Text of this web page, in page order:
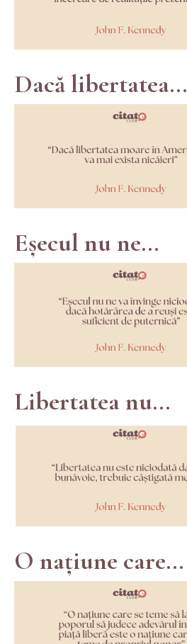
Dacă libertatea...
Eșecul nu ne...
Libertatea nu...
O națiune care...